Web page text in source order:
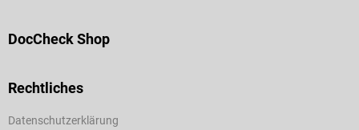
DocCheck Shop
Rechtliches
Datenschutzerklärung